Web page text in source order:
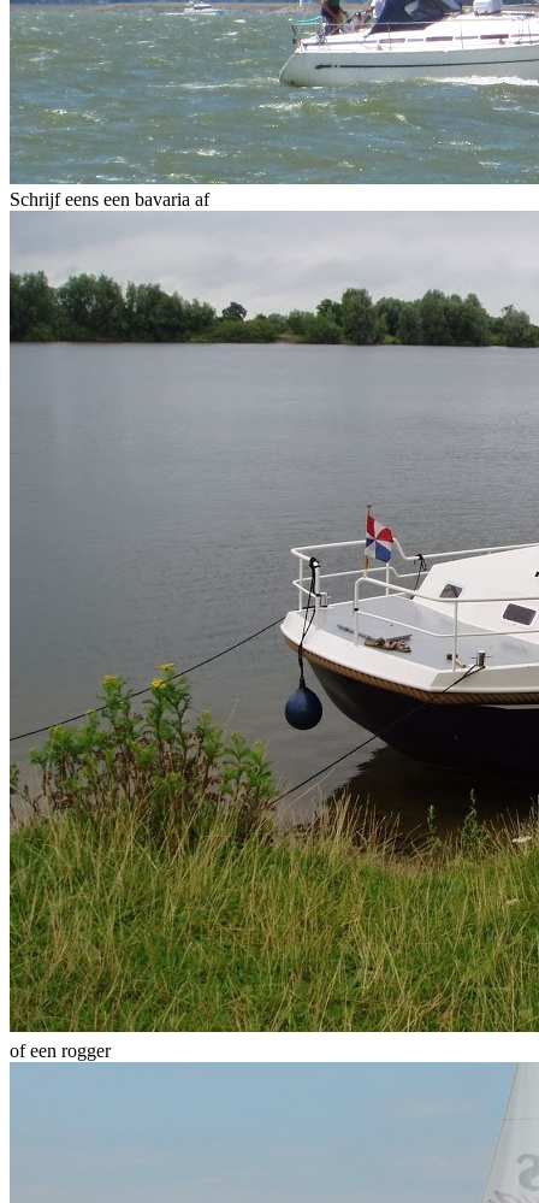
Schrijf eens een bavaria af
of een rogger